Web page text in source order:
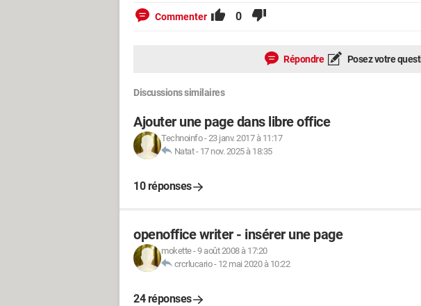
Commenter 0
Répondre Posez votre
Discussions similaires
Ajouter une page dans libre office
Technoinfo-23 janv. 2017 à 11:17
Natat- 17 nov. 2025 à 18:35
10 réponses
openoffice writer - insérer une page
mokette-9 août 2008 à 17:20
crcrlucario- 12 mai 2020 à 10:22
24 réponses